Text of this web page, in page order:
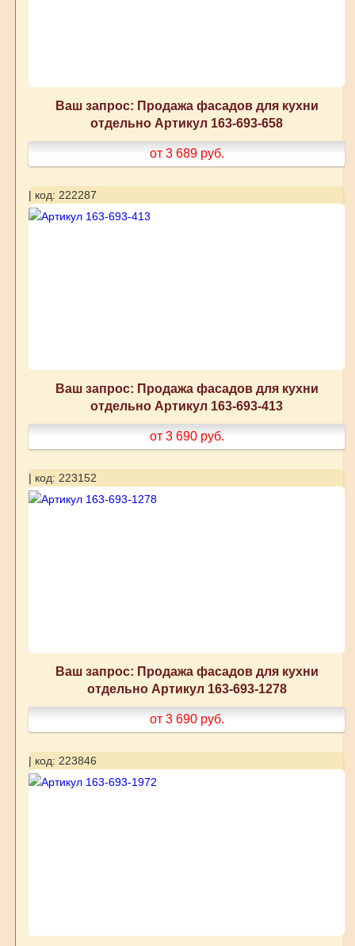
Ваш запрос: Продажа фасадов для кухни
отдельно Артикул 163-693-658
от 3 689 руб.
| код: 222287
Ваш запрос: Продажа фасадов для кухни
отдельно Артикул 163-693-413
от 3 690 руб.
| код: 223152
Ваш запрос: Продажа фасадов для кухни
отдельно Артикул 163-693-1278
от 3 690 руб.
| код: 223846